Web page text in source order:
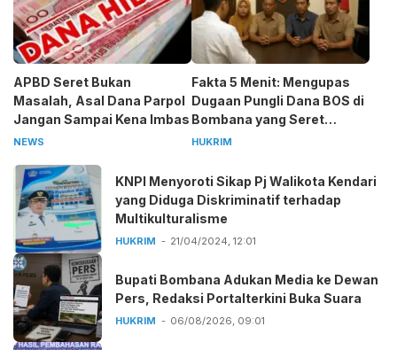
APBD Seret Bukan
Masalah, Asal Dana Parpol
Jangan Sampai Kena Imbas
NEWS
Fakta 5 Menit: Mengupas
Dugaan Pungli Dana BOS di
Bombana yang Seret
Kepala Sekolah
HUKRIM
KNPI Menyoroti Sikap Pj Walikota Kendari
yang Diduga Diskriminatif terhadap
Multikulturalisme
HUKRIM 21/04/2024, 12:01
Bupati Bombana Adukan Media ke Dewan
Pers, Redaksi Portalterkini Buka Suara
HUKRIM 06/08/2026, 09:01